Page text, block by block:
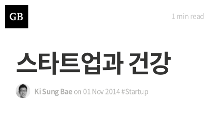
스타트업과 건강
Ki Sung Baeon 01 Nov 2014#Startup
1 min read